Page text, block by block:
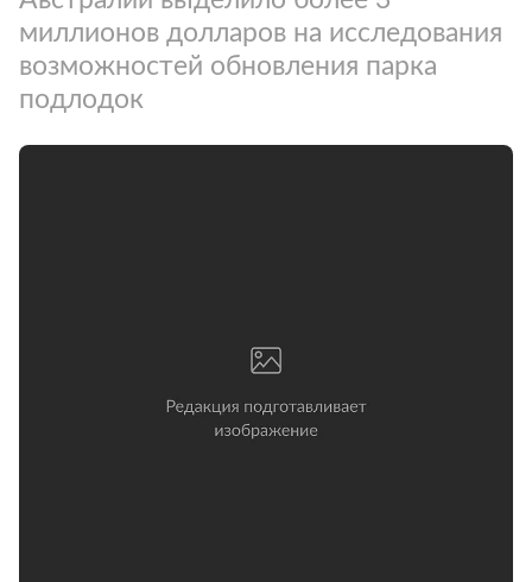
миллионов долларов на исследования
возможностей обновления парка
подлодок